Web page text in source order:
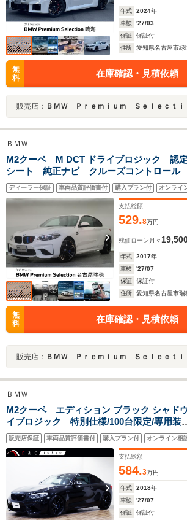
年式 2024年
車検
'27/03
保証
保証付
住所
愛知県名古屋市緑
無
料
在庫確認・見積依頼
販売店： ＢＭＷ Ｐｒｅｍｉｕｍ Ｓｅｌｅｃｔｉ
ＢＭＷ
M2クーペ M DCT ドライブロジック 認
シート 純正ナビ クルーズコントロール
ラ メモリー機能付きパワーシート シー
LED ETC コンフォートアクセス
ディーラー保証 車両品質評価書付 購入プラン付 オンライ
支払総額
529.8万円
残価ローン 月々
年式 2017年
車検
'27/07
保証
保証付
住所
愛知県名古屋市瑞
無
料
在庫確認・見積依頼
販売店： ＢＭＷ Ｐｒｅｍｉｕｍ Ｓｅｌｅｃｔｉ
ＢＭＷ
M2クーペ エディション ブラック シャド
イブロジック 特別仕様/100台限定/専用装
備/19AW/REMUSマフラ-/KWV3車高調/
ンインテ-ク/CPMブレ-ス/arcリアタワ-バ-/プ
クト/チタニウムホイ-ルナット/FTPチャ-ジ
販売店保証 車両品質評価書付 購入プラン付 オンライン相
支払総額
584.3万円
年式 2018年
車検
'27/07
保証
保証付